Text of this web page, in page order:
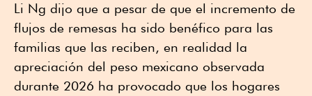
Li Ng dijo que a pesar de que el incremento de
flujos de remesas ha sido benéfico para las
familias que las reciben, en realidad la
apreciación del peso mexicano observada
durante 2026 ha provocado que los hogares